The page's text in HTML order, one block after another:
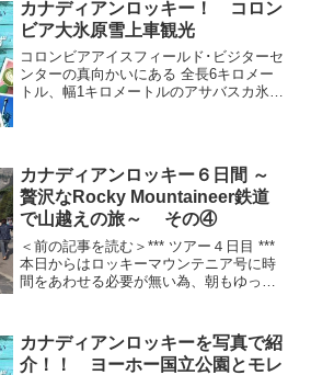
カナディアンロッキー！ コロン
ビア大氷原雪上車観光
コロンビアアイスフィールド･ビジターセ
ンターの真向かいにある 全長6キロメー
トル、幅1キロメートルのアサバスカ氷
カナディアンロッキー６日間 ～
贅沢なRocky Mountaineer鉄道
で山越えの旅～ その④
＜前の記事を読む＞*** ツアー４日目 ***
本日からはロッキーマウンテニア号に時
間をあわせる必要が無い為、朝もゆっく
ー国立公園を中心に回り、タカカウ滝、
ナチュラルブ...
カナディアンロッキーを写真で紹
介！！ ヨーホー国立公園とモレ